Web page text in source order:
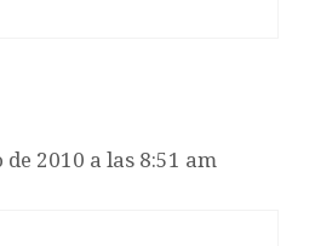
2010 a las 8:51 am